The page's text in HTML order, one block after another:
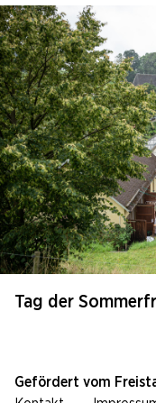
Tag der
Gefördert vom